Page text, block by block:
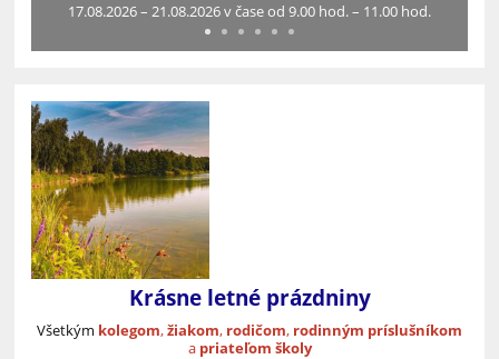
nasledujúceho školského roka.
Krásne letné prázdniny
Všetkým kolegom,žiakom, rodičom, rodinným príslušníkom
a priateľom školy